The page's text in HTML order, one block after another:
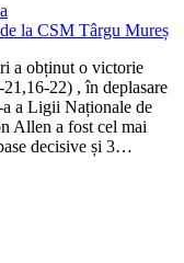
a obținut o victorie
22) , în deplasare
a Ligii Naționale de
Allen a fost cel mai
decisive și 3…